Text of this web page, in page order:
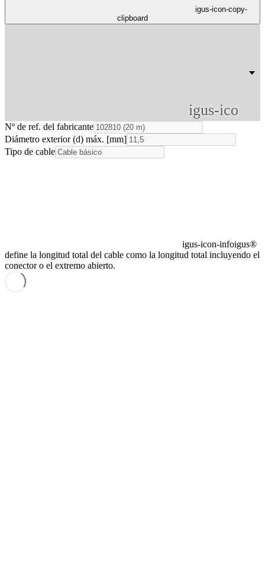
igus-icon-copy-
clipboard
igus-icon-
Nº de ref. del fabricante
Diámetro exterior (d) máx. [mm]
Tipo de cable
igus-icon-infoigus®
define la longitud total del cable como la longitud total incluyendo el
conector o el extremo abierto.